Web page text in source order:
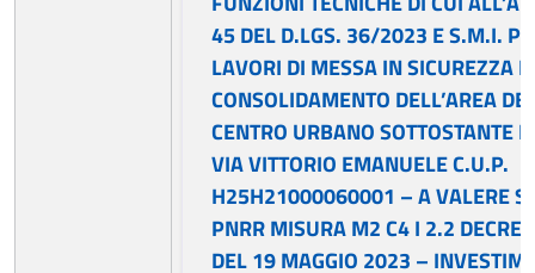
45 DEL D.LGS. 36/2023 E S.M.I.
LAVORI DI MESSA IN SICUREZZA E
CONSOLIDAMENTO DELL’AREA
CENTRO URBANO SOTTOSTANTE
VIA VITTORIO EMANUELE C.U.P.
H25H21000060001 – A VALERE
PNRR MISURA M2 C4 I 2.2
DEL 19 MAGGIO 2023 –